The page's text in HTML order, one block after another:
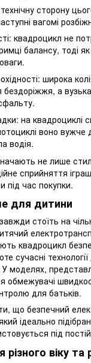
сторону
вагомі
квадроцикл не
балансу, тоді
широка
бездоріжжя, а
на квадроциклі
воно вужче
водія.
не лише
сприйняття
під час покупки.
для дитини
стоїть на
квадроцикл
сучасні
У моделях,
обмежувачі
для батьків.
що безпечний
ідеально
під
віку та